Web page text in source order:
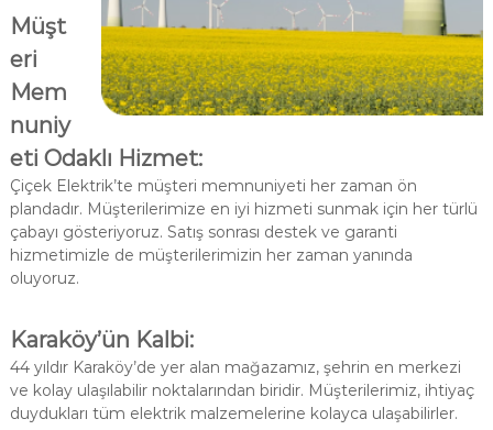
Müşt
eri
Mem
nuniy
eti Odaklı Hizmet:
Çiçek Elektrik’te müşteri memnuniyeti her zaman ön
plandadır. Müşterilerimize en iyi hizmeti sunmak için her türlü
çabayı gösteriyoruz. Satış sonrası destek ve garanti
hizmetimizle de müşterilerimizin her zaman yanında
oluyoruz.
Karaköy’ün Kalbi:
44 yıldır Karaköy’de yer alan mağazamız, şehrin en merkezi
ve kolay ulaşılabilir noktalarından biridir. Müşterilerimiz, ihtiyaç
duydukları tüm elektrik malzemelerine kolayca ulaşabilirler.